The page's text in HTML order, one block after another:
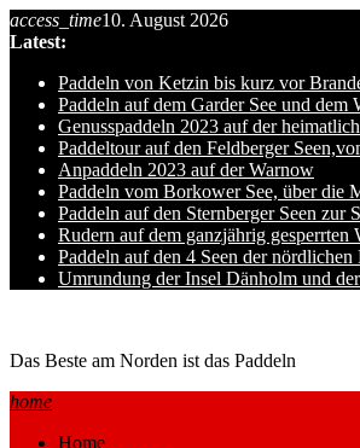
Skip
to
access_time10. August 2026
Latest:
Paddeln von Ketzin bis kurz vor
Paddeln auf dem Garder See und dem
Genusspaddeln 2023 auf der
Paddeltour auf den Feldberger
Anpaddeln 2023 auf der Warnow
Paddeln vom Borkower See, über die
Paddeln auf den Sternberger Seen zur
Rudern auf dem ganzjährig gesperrten
Paddeln auf den 4 Seen der
Umrundung der Insel Dänholm und
Das Beste am Norden ist das Paddeln
home
Home